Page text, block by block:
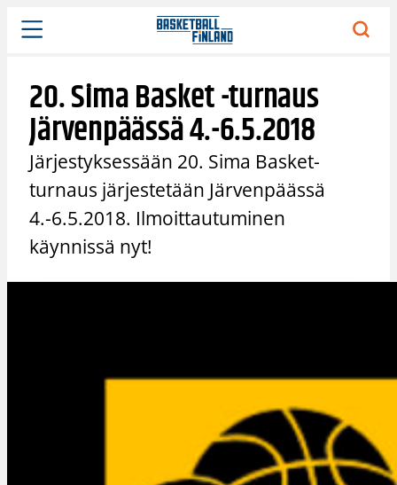
Siirry
sisältöön
20. Sima Basket -turnaus
Järvenpäässä 4.-6.5.2018
Järjestyksessään 20. Sima Basket-
turnaus järjestetään Järvenpäässä
4.-6.5.2018. Ilmoittautuminen
käynnissä nyt!